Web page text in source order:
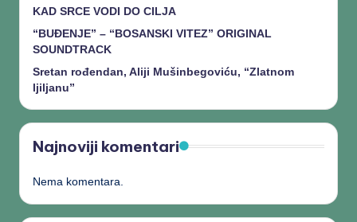
KAD SRCE VODI DO CILJA
“BUĐENJE” – “BOSANSKI VITEZ” ORIGINAL
SOUNDTRACK
Sretan rođendan, Aliji Mušinbegoviću, “Zlatnom
ljiljanu”
Najnoviji komentari
Nema komentara.